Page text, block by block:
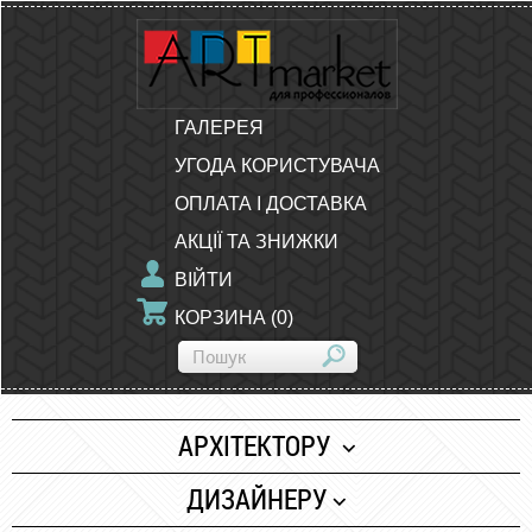
ГАЛЕРЕЯ
УГОДА КОРИСТУВАЧА
ОПЛАТА І ДОСТАВКА
АКЦІЇ ТА ЗНИЖКИ
ВІЙТИ
КОРЗИНА (0)
АРХІТЕКТОРУ
Папір
ДИЗАЙНЕРУ